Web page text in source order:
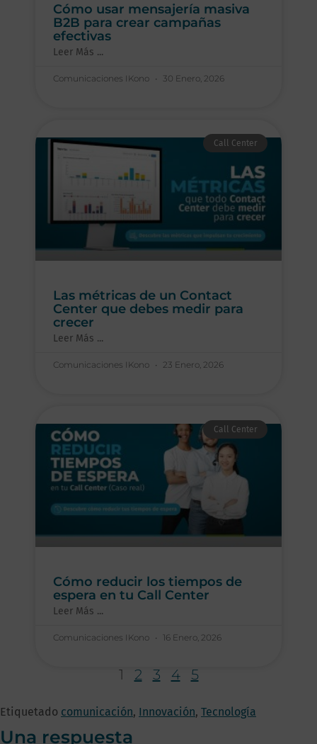
Cómo usar mensajería masiva
B2B para crear campañas
efectivas
Leer Más ...
Comunicaciones IKono 30 Enero, 2026
Call Center
Las métricas de un Contact
Center que debes medir para
crecer
Leer Más ...
Comunicaciones IKono 23 Enero, 2026
Call Center
Cómo reducir los tiempos de
espera en tu Call Center
Leer Más ...
Comunicaciones IKono 16 Enero, 2026
1 2 3 4 5
Etiquetado comunicación, Innovación, Tecnología
Una respuesta